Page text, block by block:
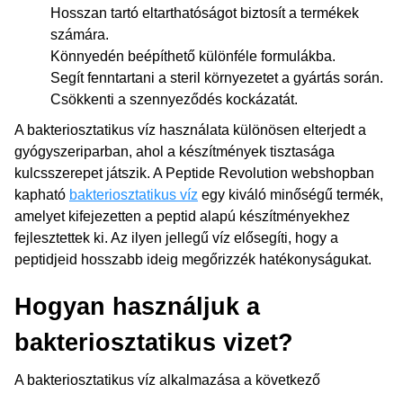
Hosszan tartó eltarthatóságot biztosít a termékek
számára.
Könnyedén beépíthető különféle formulákba.
Segít fenntartani a steril környezetet a gyártás során.
Csökkenti a szennyeződés kockázatát.
A bakteriosztatikus víz használata különösen elterjedt a
gyógyszeriparban, ahol a készítmények tisztasága
kulcsszerepet játszik. A Peptide Revolution webshopban
kapható bakteriosztatikus víz egy kiváló minőségű termék,
amelyet kifejezetten a peptid alapú készítményekhez
fejlesztettek ki. Az ilyen jellegű víz elősegíti, hogy a
peptidjeid hosszabb ideig megőrizzék hatékonyságukat.
Hogyan használjuk a
bakteriosztatikus vizet?
A bakteriosztatikus víz alkalmazása a következő